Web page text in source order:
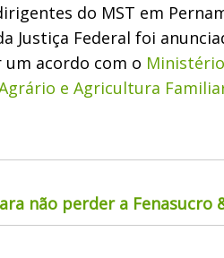
do MST em
Justiça Federal foi
acordo com o
e Agricultura
não perder a Fenasucro